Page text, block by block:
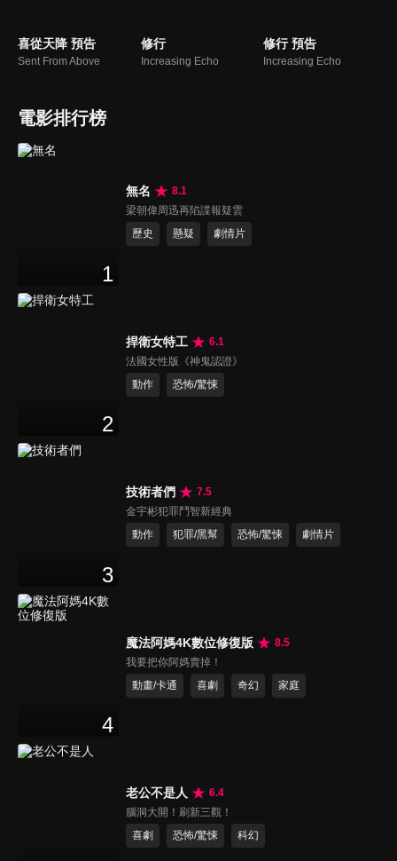
喜從天降 預告
Sent From Above
修行
Increasing Echo
修行 預告
Increasing Echo
電影排行榜
1
無名
8.1
梁朝偉周迅再陷諜報疑雲
歷史
懸疑 劇情片
2
捍衛女特工
6.1
法國女性版《神鬼認證》
動作
恐怖/驚悚
3
技術者們
7.5
金宇彬犯罪鬥智新經典
動作
犯罪/黑幫 恐怖/驚悚 劇情片
4
魔法阿媽4K數位修復版
8.5
我要把你阿媽賣掉！
動畫/卡通
喜劇 奇幻 家庭
老公不是人
6.4
腦洞大開！刷新三觀！
喜劇
恐怖/驚悚 科幻